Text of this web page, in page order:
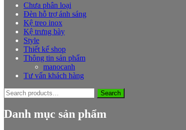
Chưa phân loại
Đèn hỗ trợ ánh sáng
Kệ treo inox
Kệ trưng bày
Style
Thiết kế shop
Thông tin sản phẩm
manocanh
Tư vấn khách hàng
Search
for:
Search
Danh mục sản phẩm